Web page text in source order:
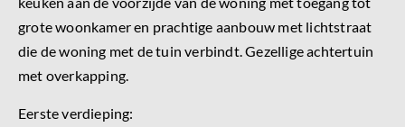
grote woonkamer en prachtige aanbouw met lichtstraat
die de woning met de tuin verbindt. Gezellige achtertuin
met overkapping.
Eerste verdieping: